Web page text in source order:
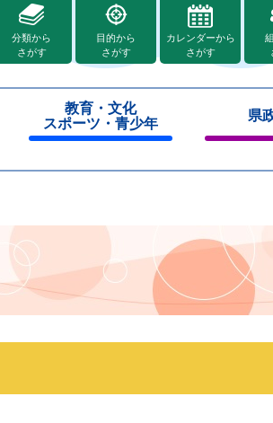
分類から
さがす
目的から
さがす
カレンダーから
さがす
教育・文化
スポーツ・青少年
じ
県
じ